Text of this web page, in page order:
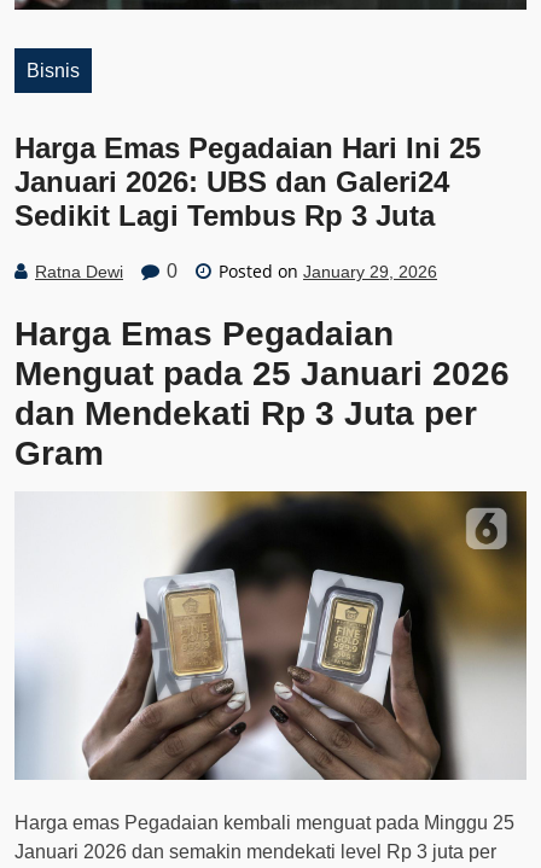
Bisnis
Harga Emas Pegadaian Hari Ini 25
Januari 2026: UBS dan Galeri24
Sedikit Lagi Tembus Rp 3 Juta
Ratna Dewi 0 Posted on January 29, 2026
Harga Emas Pegadaian
Menguat pada 25 Januari 2026
dan Mendekati Rp 3 Juta per
Gram
Harga emas Pegadaian kembali menguat pada Minggu 25
Januari 2026 dan semakin mendekati level Rp 3 juta per